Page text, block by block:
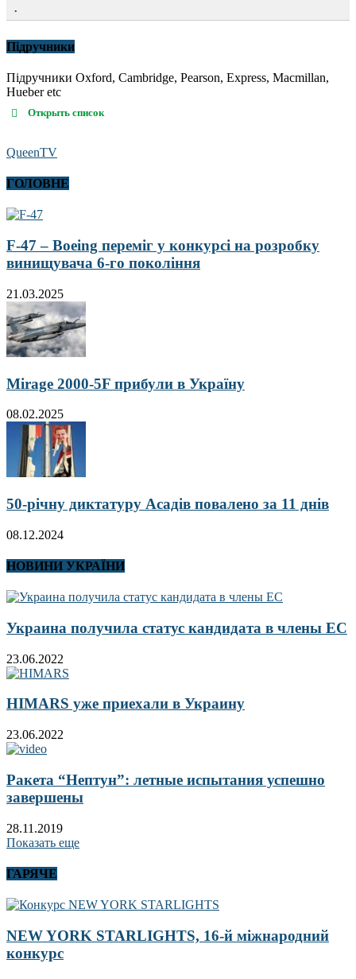
.
Підручники
Підручники Oxford, Cambridge, Pearson, Express, Macmillan,
Hueber etc
Открыть список
QueenTV
ГОЛОВНЕ
F-47 – Boeing переміг у конкурсі на розробку
винищувача 6-го покоління
21.03.2025
Mirage 2000-5F прибули в Україну
08.02.2025
50-річну диктатуру Асадів повалено за 11 днів
08.12.2024
НОВИНИ УКРАЇНИ
Украина получила статус кандидата в члены ЕС
23.06.2022
HIMARS уже приехали в Украину
23.06.2022
Ракета “Нептун”: летные испытания успешно
завершены
28.11.2019
Показать еще
ГАРЯЧЕ
NEW YORK STARLIGHTS, 16-й міжнародний
конкурс